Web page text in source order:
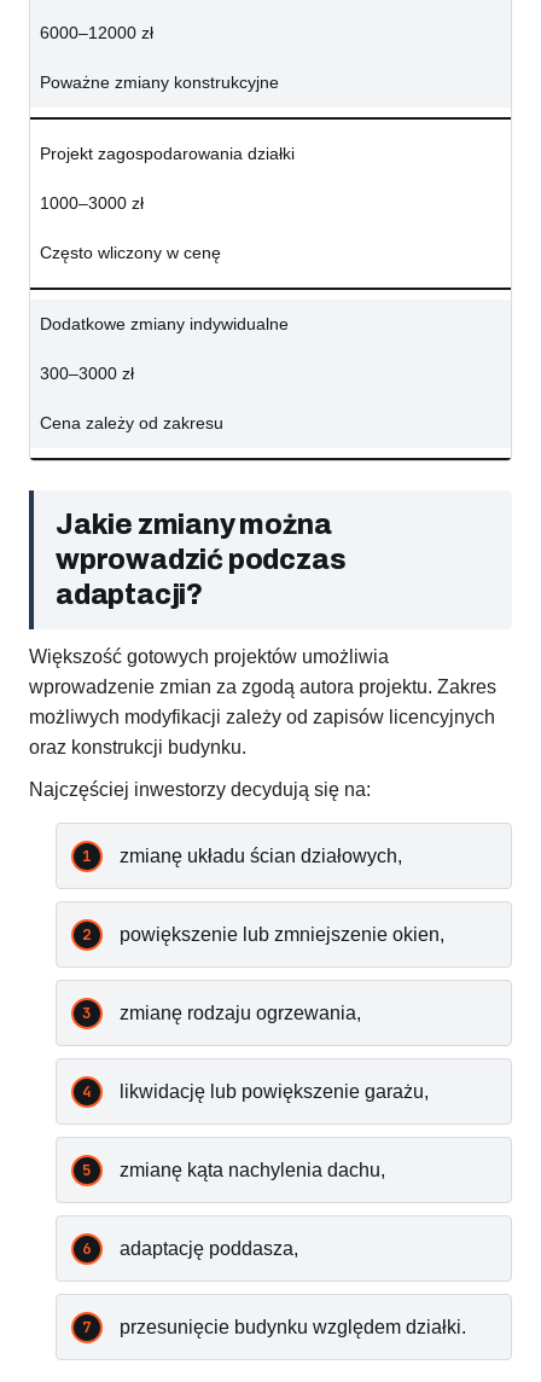
6000–12000 zł
Poważne zmiany konstrukcyjne
Projekt zagospodarowania działki
1000–3000 zł
Często wliczony w cenę
Dodatkowe zmiany indywidualne
300–3000 zł
Cena zależy od zakresu
Jakie zmiany można
wprowadzić podczas
adaptacji?
Większość gotowych projektów umożliwia
wprowadzenie zmian za zgodą autora projektu. Zakres
możliwych modyfikacji zależy od zapisów licencyjnych
oraz konstrukcji budynku.
Najczęściej inwestorzy decydują się na:
zmianę układu ścian działowych,
powiększenie lub zmniejszenie okien,
zmianę rodzaju ogrzewania,
likwidację lub powiększenie garażu,
zmianę kąta nachylenia dachu,
adaptację poddasza,
przesunięcie budynku względem działki.